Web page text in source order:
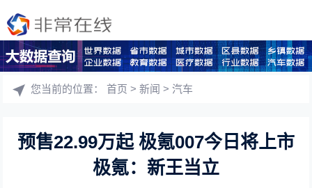
您当前的位置：首页 >新闻 >汽车
预售22.99万起 极氪007今日将上市
极氪：新王当立